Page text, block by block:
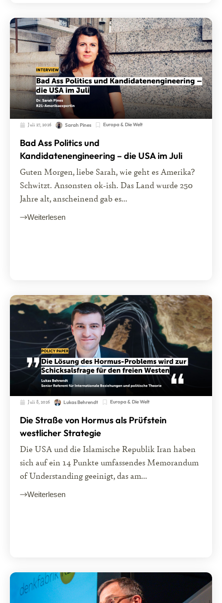
Juli 27, 2026 Sarah Pines Europa & Die Welt
Bad Ass Politics und
Kandidatenengineering – die USA im Juli
Guten Morgen, liebe Sarah, wie geht es Amerika?
Schwitzt. Ansonsten ok-ish. Das Land wurde 250
Jahre alt, anscheinend gab es...
Weiterlesen
Juli 8, 2026 Lukas Behrendt Europa & Die Welt
Die Straße von Hormus als Prüfstein
westlicher Strategie
Die USA und die Islamische Republik Iran haben
sich auf ein 14 Punkte umfassendes Memorandum
of Understanding geeinigt, das am...
Weiterlesen